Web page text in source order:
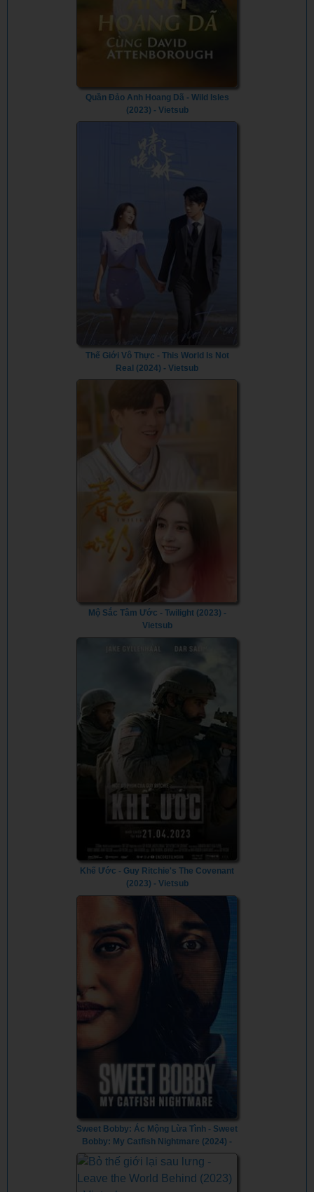
Quần Đảo Anh Hoang Dã - Wild Isles
(2023) - Vietsub
Thế Giới Vô Thực - This World Is Not
Real (2024) - Vietsub
Mộ Sắc Tâm Ước - Twilight (2023) -
Vietsub
Khế Ước - Guy Ritchie's The Covenant
(2023) - Vietsub
Sweet Bobby: Ác Mộng Lừa Tình - Sweet
Bobby: My Catfish Nightmare (2024) -
Vietsub